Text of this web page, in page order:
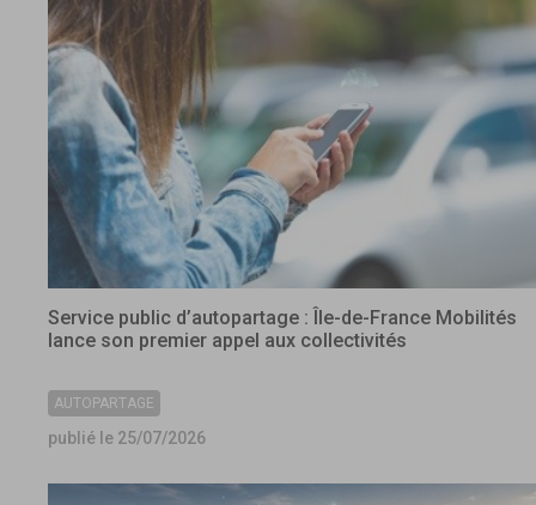
Service public d’autopartage : Île-de-France Mobilités
lance son premier appel aux collectivités
AUTOPARTAGE
publié le 25/07/2026